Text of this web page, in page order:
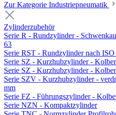
Zur Kategorie Industriepneumatik
Zylinderzubehör
Serie R - Rundzylinder -
63
Serie RST - Rundzylinder nach
Serie SZ - Kurzhubzylinder -
Serie SZ - Kurzhubzylinder -
Serie SZV - Kurzhubzylinder -
mm
Serie FZ - Führungszylinder -
Serie NZN - Kompaktzylinder